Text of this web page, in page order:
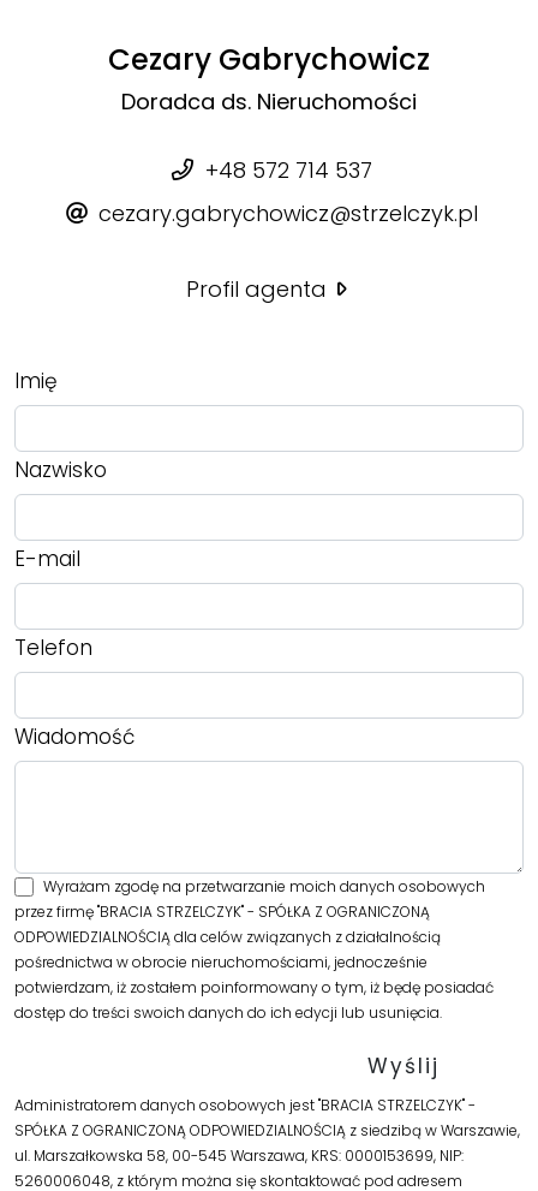
Cezary Gabrychowicz
Doradca ds. Nieruchomości
+48 572 714 537
cezary.gabrychowicz@strzelczyk.pl
Profil agenta
Imię
Nazwisko
E-mail
Telefon
Wiadomość
Wyrażam zgodę na przetwarzanie moich danych osobowych
przez firmę "BRACIA STRZELCZYK" - SPÓŁKA Z OGRANICZONĄ
ODPOWIEDZIALNOŚCIĄ dla celów związanych z działalnością
pośrednictwa w obrocie nieruchomościami, jednocześnie
potwierdzam, iż zostałem poinformowany o tym, iż będę posiadać
dostęp do treści swoich danych do ich edycji lub usunięcia.
Administratorem danych osobowych jest "BRACIA STRZELCZYK" -
SPÓŁKA Z OGRANICZONĄ ODPOWIEDZIALNOŚCIĄ z siedzibą w Warszawie,
ul. Marszałkowska 58, 00-545 Warszawa, KRS: 0000153699, NIP:
5260006048, z którym można się skontaktować pod adresem